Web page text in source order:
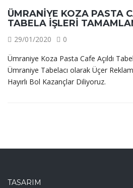
ÜMRANIYE KOZA PASTA
TABELA IŞLERI
29/01/2020
0
Ümraniye Koza Pasta Cafe Açıldı
Ümraniye Tabelacı olarak Üçer
Hayırlı Bol Kazançlar Diliyoruz.
TASARIM